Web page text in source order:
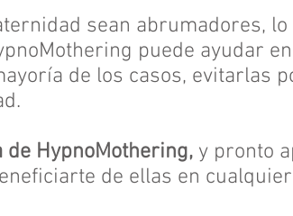
sean abrumadores,
puede ayudar
de los casos, evitarlas
HypnoMothering, y pronto
de ellas en